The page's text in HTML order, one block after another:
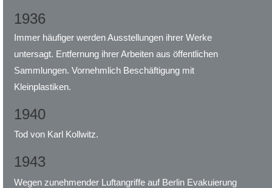
1936
Immer häufiger werden Ausstellungen ihrer Werke
untersagt. Entfernung ihrer Arbeiten aus öffentlichen
Sammlungen. Vornehmlich Beschäftigung mit
Kleinplastiken.
1940
Tod von Karl Kollwitz.
1943
Wegen zunehmender Luftangriffe auf Berlin Evakuierung